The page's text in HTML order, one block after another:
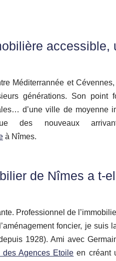
accessible,
Méditerrannée et
générations. Son point
d’une ville de moyenne
des nouveaux
à Nîmes.
de Nîmes a t-
Professionnel de
foncier, je suis
1928). Ami avec
des Agences Etoile en créant